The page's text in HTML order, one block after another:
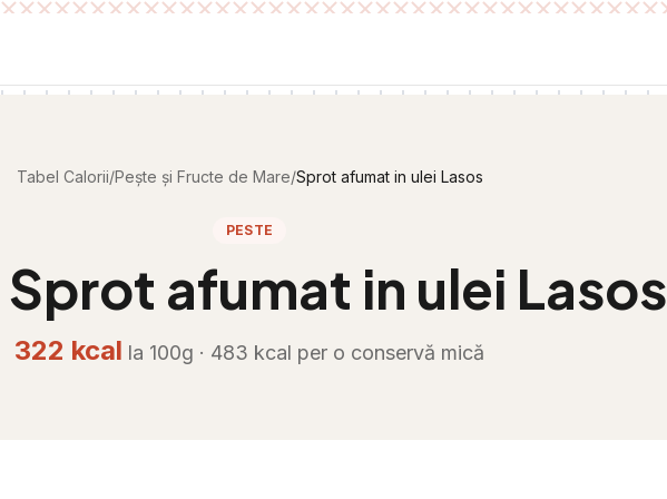
Tabel Calorii/Pește și Fructe de Mare/Sprot afumat in ulei Lasos
PESTE
Sprot afumat in ulei Lasos
322 kcal la 100g · 483 kcal per o conservă mică